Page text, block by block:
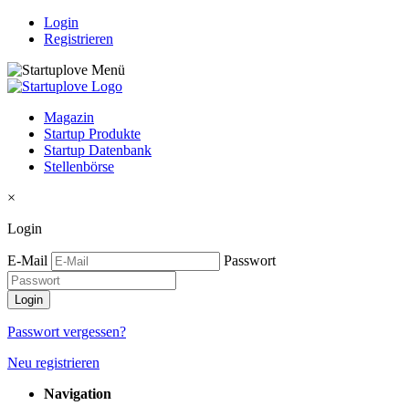
Login
Registrieren
Magazin
Startup Produkte
Startup Datenbank
Stellenbörse
×
Login
E-Mail Passwort
Passwort vergessen?
Neu registrieren
Navigation